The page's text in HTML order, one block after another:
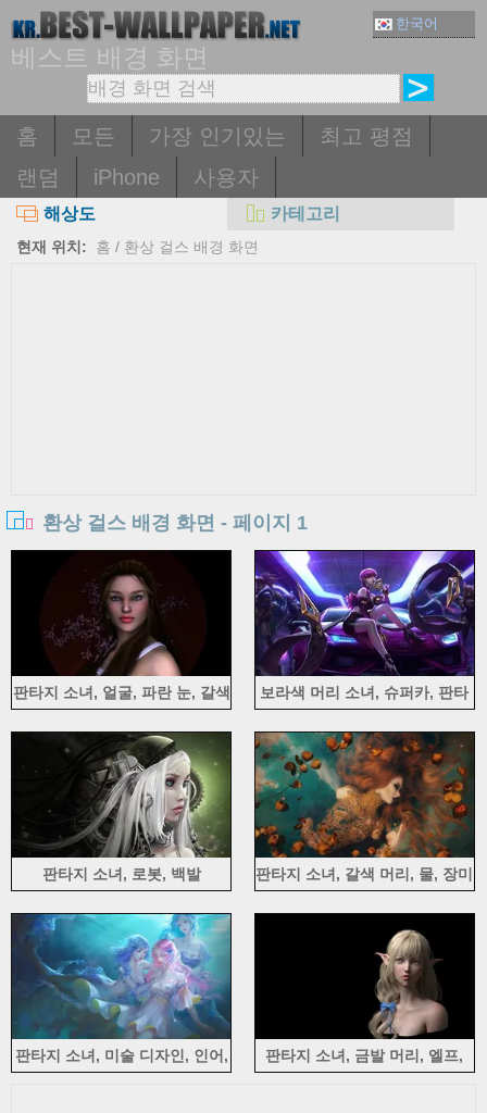
한국어
베스트 배경 화면
홈 모든 가장 인기있는
최고 평점
랜덤
iPhone 사용자
해상도 카테고리
현재 위치: 홈 / 환상 걸스 배경 화면
환상 걸스 배경 화면 - 페이지 1
판타지 소녀, 얼굴, 파란 눈, 갈색
보라색 머리 소녀, 슈퍼카, 판타
판타지 소녀, 로봇, 백발 판타지 소녀, 갈색 머리, 물, 장미
판타지 소녀, 미술 디자인, 인어,
판타지 소녀, 금발 머리, 엘프,